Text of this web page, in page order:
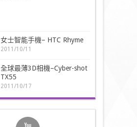
女士智能手機– HTC Rhyme
2011/10/11
全球最薄3D相機–Cyber-shot
TX55
2011/10/17